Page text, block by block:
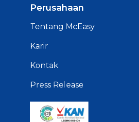
Perusahaan
Tentang McEasy
Karir
Kontak
Press Release